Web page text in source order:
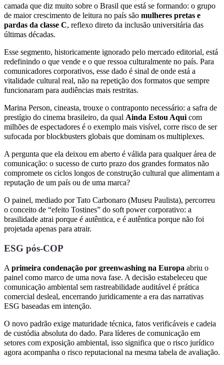
camada que diz muito sobre o Brasil que está se formando: o grupo
de maior crescimento de leitura no país são mulheres pretas e
pardas da classe C, reflexo direto da inclusão universitária das
últimas décadas.
Esse segmento, historicamente ignorado pelo mercado editorial, está
redefinindo o que vende e o que ressoa culturalmente no país. Para
comunicadores corporativos, esse dado é sinal de onde está a
vitalidade cultural real, não na repetição dos formatos que sempre
funcionaram para audiências mais restritas.
Marina Person, cineasta, trouxe o contraponto necessário: a safra de
prestígio do cinema brasileiro, da qual Ainda Estou Aqui com
milhões de espectadores é o exemplo mais visível, corre risco de ser
sufocada por blockbusters globais que dominam os multiplexes.
A pergunta que ela deixou em aberto é válida para qualquer área de
comunicação: o sucesso de curto prazo dos grandes formatos não
compromete os ciclos longos de construção cultural que alimentam a
reputação de um país ou de uma marca?
O painel, mediado por Tato Carbonaro (Museu Paulista), percorreu
o conceito de “efeito Tostines” do soft power corporativo: a
brasilidade atrai porque é autêntica, e é autêntica porque não foi
projetada apenas para atrair.
ESG pós-COP
Aprimeira condenação por greenwashing na Europa abriu o
painel como marco de uma nova fase. A decisão estabeleceu que
comunicação ambiental sem rastreabilidade auditável é prática
comercial desleal, encerrando juridicamente a era das narrativas
ESG baseadas em intenção.
O novo padrão exige maturidade técnica, fatos verificáveis e cadeia
de custódia absoluta do dado. Para líderes de comunicação em
setores com exposição ambiental, isso significa que o risco jurídico
agora acompanha o risco reputacional na mesma tabela de avaliação.